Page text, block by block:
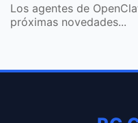
Los agentes de
próximas novedades...